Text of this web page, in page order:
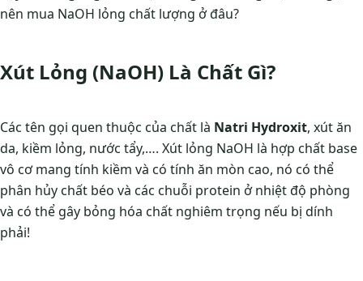
nên mua NaOH lỏng chất lượng ở đâu?
Xút Lỏng (NaOH) Là Chất Gì?
Các tên gọi quen thuộc của chất là Natri Hydroxit, xút ăn
da, kiềm lỏng, nước tẩy,…. Xút lỏng NaOH là hợp chất base
vô cơ mang tính kiềm và có tính ăn mòn cao, nó có thể
phân hủy chất béo và các chuỗi protein ở nhiệt độ phòng
và có thể gây bỏng hóa chất nghiêm trọng nếu bị dính
phải!